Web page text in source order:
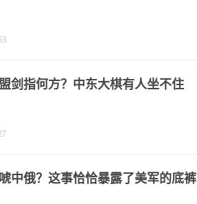
剑指何方？中东大棋有人坐不住
中俄？这事恰恰暴露了美军的底裤